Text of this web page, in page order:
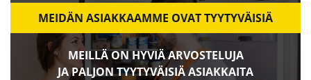
MEIDÄN ASIAKKAAMME OVAT TYYTYVÄISIÄ
MEILLÄ ON HYVIÄ ARVOSTELUJA
JA PALJON TYYTYVÄISIÄ ASIAKKAITA